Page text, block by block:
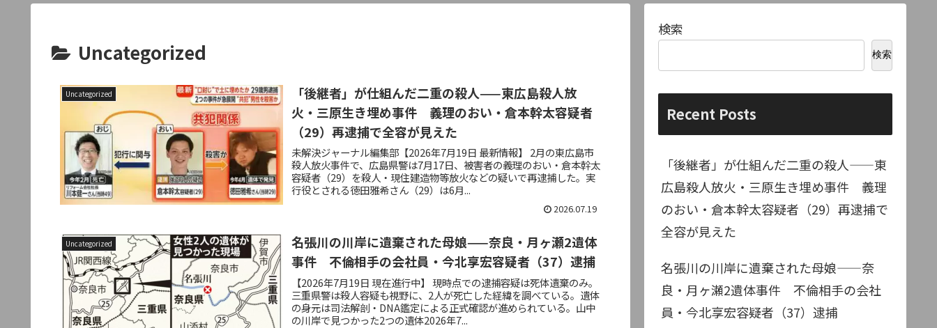
Uncategorized
Uncategorized
「後継者」が仕組んだ二重の殺人——東広島殺人放
火・三原生き埋め事件 義理のおい・倉本幹太容疑者
（29）再逮捕で全容が見えた
未解決ジャーナル編集部【2026年7月19日 最新情報】 2月の東広島市
殺人放火事件で、広島県警は7月17日、被害者の義理のおい・倉本幹太
容疑者（29）を殺人・現住建造物等放火などの疑いで再逮捕した。実
行役とされる徳田雅希さん（29）は6月...
2026.07.19
Uncategorized
名張川の川岸に遺棄された母娘——奈良・月ヶ瀬2遺体
事件 不倫相手の会社員・今北享宏容疑者（37）逮捕
【2026年7月19日 現在進行中】 現時点での逮捕容疑は死体遺棄のみ。
三重県警は殺人容疑も視野に、2人が死亡した経緯を調べている。遺体
の身元は司法解剖・DNA鑑定による正式確認が進められている。山中
の川岸で見つかった2つの遺体2026年7...
検索
検索
Recent Posts
「後継者」が仕組んだ二重の殺人——東
広島殺人放火・三原生き埋め事件 義理
のおい・倉本幹太容疑者（29）再逮捕で
全容が見えた
名張川の川岸に遺棄された母娘——奈
良・月ヶ瀬2遺体事件 不倫相手の会社
員・今北享宏容疑者（37）逮捕